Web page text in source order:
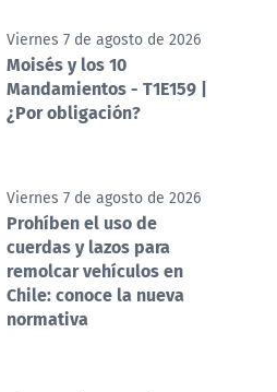
Viernes 7 de agosto de 2026
Moisés y los 10
Mandamientos - T1E159 |
¿Por obligación?
Viernes 7 de agosto de 2026
Prohíben el uso de
cuerdas y lazos para
remolcar vehículos en
Chile: conoce la nueva
normativa